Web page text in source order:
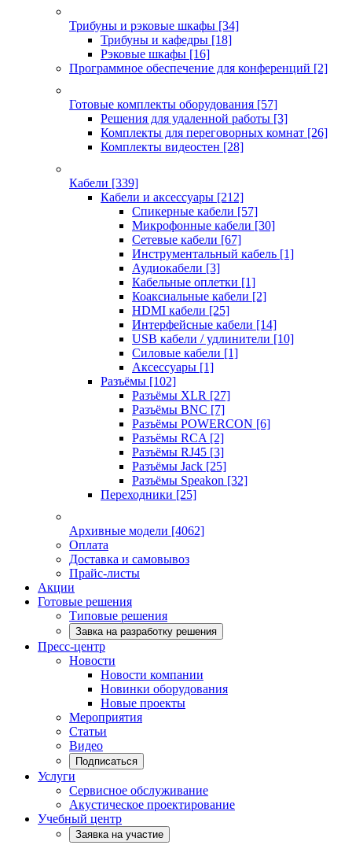
Трибуны и рэковые шкафы [34]
Трибуны и кафедры [18]
Рэковые шкафы [16]
Программное обеспечение для конференций [2]
Готовые комплекты оборудования [57]
Решения для удаленной работы [3]
Комплекты для переговорных комнат [26]
Комплекты видеостен [28]
Кабели [339]
Кабели и аксессуары [212]
Спикерные кабели [57]
Микрофонные кабели [30]
Сетевые кабели [67]
Инструментальный кабель [1]
Аудиокабели [3]
Кабельные оплетки [1]
Коаксиальные кабели [2]
HDMI кабели [25]
Интерфейсные кабели [14]
USB кабели / удлинители [10]
Силовые кабели [1]
Аксессуары [1]
Разъёмы [102]
Разъёмы XLR [27]
Разъёмы BNC [7]
Разъёмы POWERCON [6]
Разъёмы RCA [2]
Разъёмы RJ45 [3]
Разъёмы Jack [25]
Разъёмы Speakon [32]
Переходники [25]
Архивные модели [4062]
Оплата
Доставка и самовывоз
Прайс-листы
Акции
Готовые решения
Типовые решения
Завка на разработку решения
Пресс-центр
Новости
Новости компании
Новинки оборудования
Новые проекты
Мероприятия
Статьи
Видео
Подписаться
Услуги
Сервисное обслуживание
Акустическое проектирование
Учебный центр
Заявка на участие